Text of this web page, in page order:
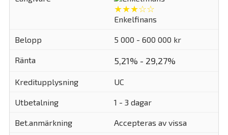
★★★☆☆
Enkelfinans
5 000 - 600 000 kr
5,21% - 29,27%
UC
1 - 3 dagar
Accepteras av vissa